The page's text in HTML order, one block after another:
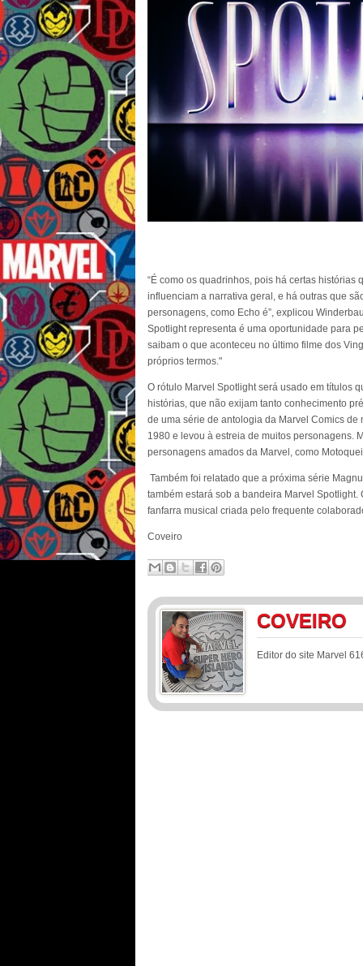
“É como os quadrinhos, pois há certas
influenciam a narrativa geral, e há outras que
personagens, como Echo é”, explicou
Spotlight representa é uma oportunidade para
saibam o que aconteceu no último filme dos
próprios termos."
O rótulo Marvel Spotlight será usado em títulos
histórias, que não exijam tanto conhecimento
de uma série de antologia da Marvel Comics
1980 e levou à estreia de muitos personagens.
personagens amados da Marvel, como
Também foi relatado que a próxima série
também estará sob a bandeira Marvel
fanfarra musical criada pelo frequente
Coveiro
COVEIRO
Editor do site Marvel